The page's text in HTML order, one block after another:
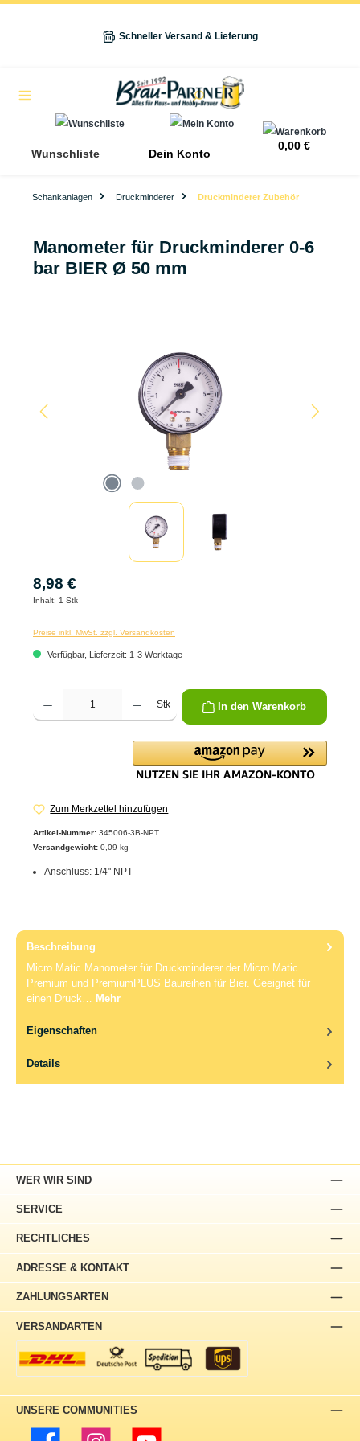
Schneller Versand & Lieferung
Wunschliste Dein Konto
0,00 €
Schankanlagen Druckminderer Druckminderer Zubehör
Manometer für Druckminderer 0-6
bar BIER Ø 50 mm
8,98 €
Inhalt: 1 Stk
Preise inkl. MwSt. zzgl. Versandkosten
Verfügbar, Lieferzeit: 1-3 Werktage
Produkt Anzahl: Gib den gewünschten Wert ein oder benutze die Schaltflächen um
Stk In den Warenkorb
Zum Merkzettel hinzufügen
Artikel-Nummer: 345006-3B-NPT
Versandgewicht: 0,09 kg
Anschluss: 1/4" NPT
Beschreibung
Micro Matic Manometer für Druckminderer der Micro Matic
Premium und PremiumPLUS Baureihen für Bier. Geeignet für
einen Druck… Mehr
Eigenschaften
Details
ADRESSE & KONTAKT
WER WIR SIND
SERVICE
RECHTLICHES
ZAHLUNGSARTEN
VERSANDARTEN
UNSERE COMMUNITIES